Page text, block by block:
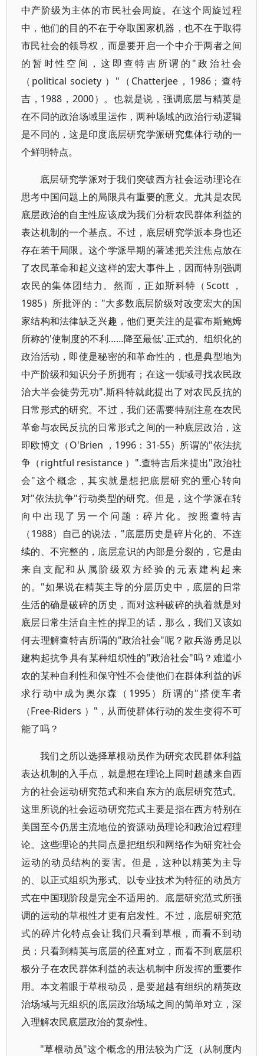
中产阶级为主体的市民社会周旋。在这个周旋过程
中，他们的目的不在于夺取国家机器，也不在于取得
市民社会的领导权，而是要开启一个中介于两者之间
的暂时性空间，这即查特吉所谓的"政治社会
（political society ）"（Chatterjee，1986；查特
吉，1988，2000）。也就是说，强调底层与精英是
在不同的政治场域里运作，两种场域的政治行动逻辑
是不同的，这是印度底层研究学派研究集体行动的一
个鲜明特点。
底层研究学派对于我们突破西方社会运动理论在
思考中国问题上的局限具有重要的意义。尤其是农民
底层政治的自主性应该成为我们分析农民群体利益的
表达机制的一个基点。不过，底层研究学派本身也还
存在若干局限。这个学派早期的著述把关注焦点放在
了农民革命和起义这样的宏大事件上，因而特别强调
农民的集体团结力。然而，正如斯科特（Scott ，
1985）所批评的："大多数底层阶级对改变宏大的国
家结构和法律缺乏兴趣，他们更关注的是霍布斯鲍姆
所称的'使制度的不利……降至最低'.正式的、组织化的
政治活动，即使是秘密的和革命性的，也是典型地为
中产阶级和知识分子所拥有；在这一领域寻找农民政
治大半会徒劳无功".斯科特就此提出了对农民反抗的
日常形式的研究。不过，我们还需要特别注意在农民
革命与农民反抗的日常形式之间的一种底层政治，这
即欧博文（O'Brien ，1996：31-55）所谓的"依法抗
争（rightful resistance ）".查特吉后来提出"政治社
会"这个概念，其实就是想把底层研究的重心转向
对"依法抗争"行动类型的研究。但是，这个学派在转
向中出现了另一个问题：碎片化。按照查特吉
（1988）自己的说法，"底层历史是碎片化的、不连
续的、不完整的，底层意识的内部是分裂的，它是由
来自支配和从属阶级双方经验的元素建构起来
的。"如果说在精英主导的分层历史中，底层的日常
生活的确是破碎的历史，而对这种破碎的执着就是对
底层日常生活自主性的捍卫的话，那么，我们又该如
何去理解查特吉所谓的"政治社会"呢？散兵游勇足以
建构起抗争具有某种组织性的"政治社会"吗？难道小
农的某种自利性和保守性不会使他们在群体利益的诉
求行动中成为奥尔森（1995）所谓的"搭便车者
（Free-Riders ）"，从而使群体行动的发生变得不可
能了吗？
我们之所以选择草根动员作为研究农民群体利益
表达机制的入手点，就是想在理论上同时超越来自西
方的社会运动研究范式和来自东方的底层研究范式。
这里所说的社会运动研究范式主要是指在西方特别在
美国至今仍居主流地位的资源动员理论和政治过程理
论。这些理论的共同点是把组织和网络作为研究社会
运动的动员结构的要害。但是，这种以精英为主导
的、以正式组织为形式、以专业技术为特征的动员方
式在中国现阶段是完全不适用的。底层研究范式所强
调的运动的草根性才更有启发性。不过，底层研究范
式的碎片化特点会让我们只看到草根，而看不到动
员；只看到精英与底层的径直对立，而看不到底层积
极分子在农民群体利益的表达机制中所发挥的重要作
用。本文着眼于草根动员，是要超越有组织的精英政
治场域与无组织的底层政治场域之间的简单对立，深
入理解农民底层政治的复杂性。
"草根动员"这个概念的用法较为广泛（从制度内